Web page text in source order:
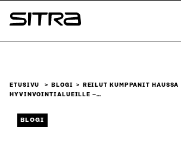
Siirry
suoraan
Sitra
ETUSIVU BLOGI
REILUT KUMPPANIT HAUSSA
HYVINVOINTIALUEILLE –…
BLOGI